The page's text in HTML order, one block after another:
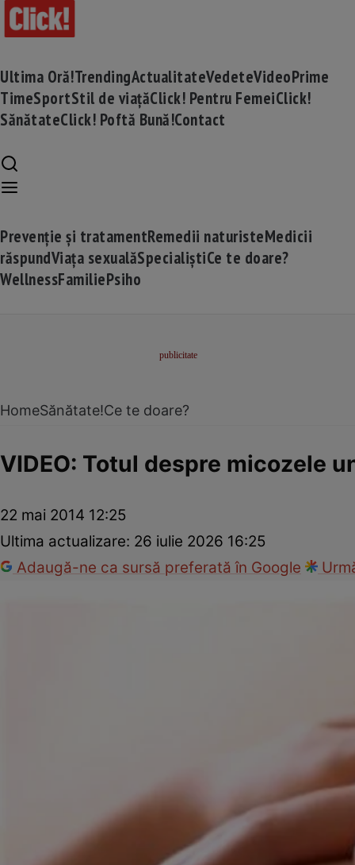
Ultima Oră!TrendingActualitateVedeteVideoPrime
TimeSportStil de viațăClick! Pentru FemeiClick!
SănătateClick! Poftă Bună!Contact
Prevenție și tratamentRemedii naturisteMedicii
răspundViața sexualăSpecialiștiCe te doare?
WellnessFamiliePsiho
HomeSănătate!Ce te doare?
VIDEO: Totul despre micozele
22 mai 2014 12:25
Ultima actualizare: 26 iulie 2026 16:25
Adaugă-ne ca sursă preferată în Google